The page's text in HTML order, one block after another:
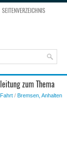
SEITENVERZEICHNIS
zum Thema
/ Bremsen, Anhalten